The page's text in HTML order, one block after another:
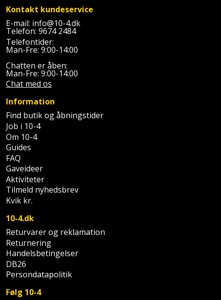
Kontakt kundeservice
E-mail: info@10-4.dk
Telefon: 9674 2484
Telefontider:
Man-Fre: 9:00-14:00
Chatten er åben:
Man-Fre: 9:00-14:00
Chat med os
Information
Find butik og åbningstider
Job i 10-4
Om 10-4
Guides
FAQ
Gaveideer
Aktiviteter
Tilmeld nyhedsbrev
Kvik kr.
10-4.dk
Returvarer og reklamation
Returnering
Handelsbetingelser
DB26
Persondatapolitik
Følg 10-4